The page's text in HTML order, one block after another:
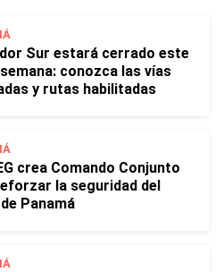
Sur estará cerrado este
conozca las vías
y rutas habilitadas
crea Comando Conjunto
la seguridad del
Panamá